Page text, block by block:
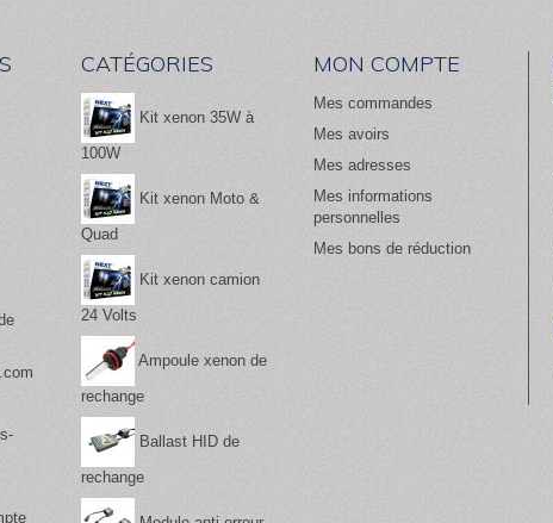
CATÉGORIES
Kit xenon 35W à
100W
Kit xenon Moto &
Quad
Kit xenon camion
24 Volts
Ampoule xenon de
rechange
Ballast HID de
rechange
MON COMPTE
Mes commandes
Mes avoirs
Mes adresses
Mes informations
personnelles
Mes bons de réduction